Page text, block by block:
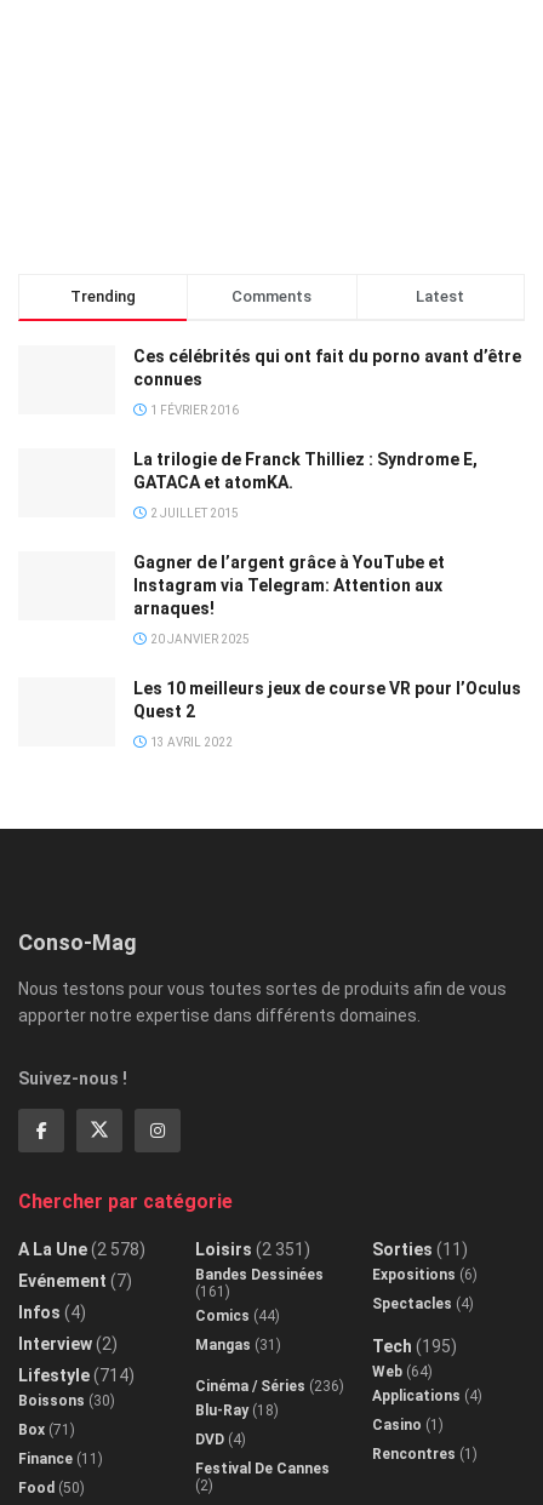
Trending Comments Latest
Ces célébrités qui ont fait du porno avant d’être
connues
1 FÉVRIER 2016
La trilogie de Franck Thilliez : Syndrome E,
GATACA et atomKA.
2 JUILLET 2015
Gagner de l’argent grâce à YouTube et
Instagram via Telegram: Attention aux
arnaques!
20 JANVIER 2025
Les 10 meilleurs jeux de course VR pour l’Oculus
Quest 2
13 AVRIL 2022
Conso-Mag
Nous testons pour vous toutes sortes de produits afin de vous
apporter notre expertise dans différents domaines.
Suivez-nous !
Chercher par catégorie
A La Une(2 578)
Evénement (7)
Infos (4)
Interview(2)
Lifestyle(714)
Boissons (30)
Box (71)
Finance (11)
Food (50)
Loisirs (2 351)
Bandes Dessinées
(161)
Comics (44)
Mangas (31)
Cinéma / Séries (236)
Blu-Ray(18)
DVD (4)
Festival De Cannes
(2)
Sorties (11)
Expositions (6)
Spectacles (4)
Tech (195)
Web (64)
Applications (4)
Casino (1)
Rencontres (1)